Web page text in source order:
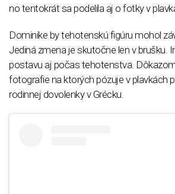
no tentokrát sa podelila aj o fotky v
Dominike by tehotenskú figúru mohol
Jediná zmena je skutočne len v brušku.
postavu aj počas tehotenstva.
fotografie na ktorých pózuje v plavkách
rodinnej dovolenky v Grécku.